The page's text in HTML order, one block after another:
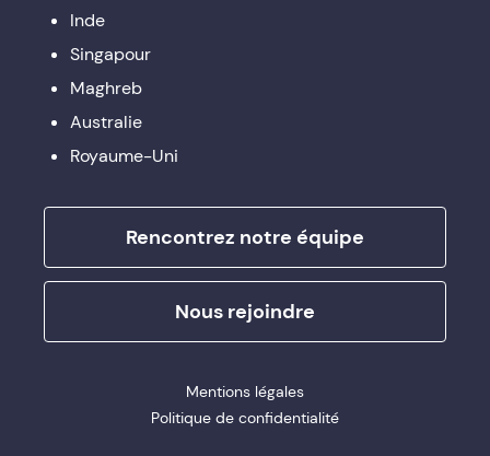
Inde
Singapour
Maghreb
Australie
Royaume-Uni
Rencontrez notre équipe
Nous rejoindre
Mentions légales
Politique de confidentialité